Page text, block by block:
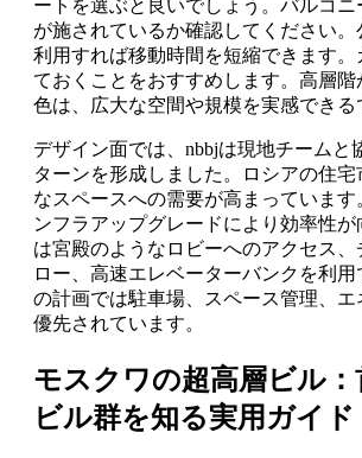
ートを選ぶと良いでしょう。バルコ
が施されているか確認してください。
利用すれば移動時間を短縮できます。
ておくことをおすすめします。高層
色は、広大な空間や規模を実感できる
デザイン面では、nbbjは現地チームと
ターンを形成しました。ロシアの住
なスペースへの需要が高まっています
ンフラアップグレードにより効率性
は宮殿のようなロビーへのアクセス、
ロー、高速エレベーターバンクを利用
の計画では駐車場、スペース管理、
優先されています。
モスクワの超高層ビル
ビル群を知る実用ガイド